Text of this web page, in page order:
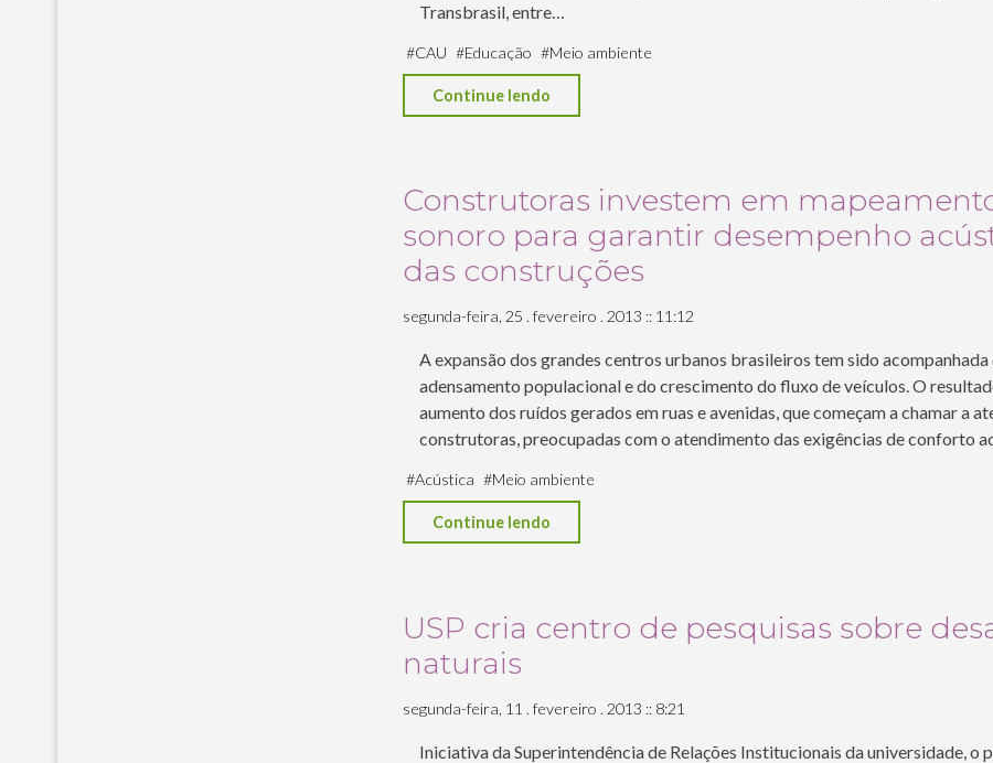
Transbrasil, entre…
#CAU #Educação #Meio ambiente
Continue lendo
urbanização
do
Centro"
Construtoras investem em
sonoro para garantir desempenho
das construções
segunda-feira, 25 . fevereiro . 2013 :: 11:12
A expansão dos grandes centros urbanos brasileiros tem sido acompanhada
adensamento populacional e do crescimento do fluxo de veículos. O
aumento dos ruídos gerados em ruas e avenidas, que começam a chamar a
construtoras, preocupadas com o atendimento das exigências de conforto
#Acústica #Meio ambiente
Continue lendo
sonoro
garantir
USP cria centro de pesquisas sobre
naturais
segunda-feira, 11 . fevereiro . 2013 :: 8:21
Iniciativa da Superintendência de Relações Institucionais da universidade, o